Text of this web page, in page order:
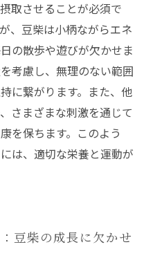
取させることが必須で
、豆柴は小柄ながらエネ
の散歩や遊びが欠かせま
考慮し、無理のない範囲
に繋がります。また、他
さまざまな刺激を通じて
を保ちます。このよう
は、適切な栄養と運動が
豆柴の成長に欠かせ